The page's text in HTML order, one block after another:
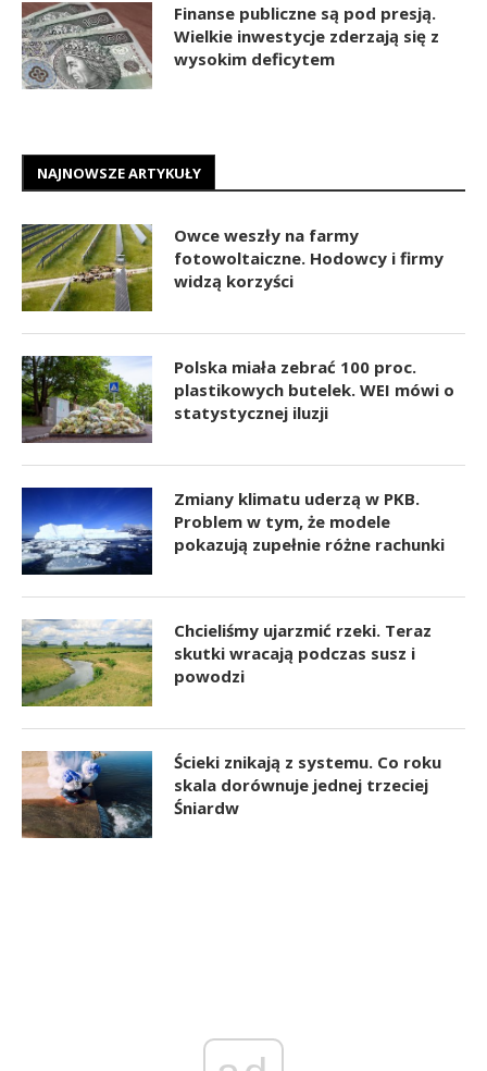
Finanse publiczne są pod presją.
Wielkie inwestycje zderzają się z
wysokim deficytem
NAJNOWSZE ARTYKUŁY
Owce weszły na farmy
fotowoltaiczne. Hodowcy i firmy
widzą korzyści
Polska miała zebrać 100 proc.
plastikowych butelek. WEI mówi o
statystycznej iluzji
Zmiany klimatu uderzą w PKB.
Problem w tym, że modele
pokazują zupełnie różne rachunki
Chcieliśmy ujarzmić rzeki. Teraz
skutki wracają podczas susz i
powodzi
Ścieki znikają z systemu. Co roku
skala dorównuje jednej trzeciej
Śniardw